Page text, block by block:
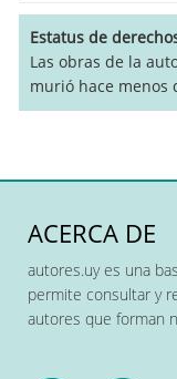
Estatus de
Las obras de la
murió hace menos
ACERCA DE
autores.uy es una
permite consultar y
autores que forman